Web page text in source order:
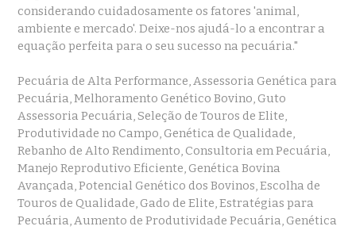
considerando cuidadosamente os fatores 'animal,
ambiente e mercado'. Deixe-nos ajudá-lo a encontrar a
equação perfeita para o seu sucesso na pecuária."
Pecuária de Alta Performance, Assessoria Genética para
Pecuária, Melhoramento Genético Bovino, Guto
Assessoria Pecuária, Seleção de Touros de Elite,
Produtividade no Campo, Genética de Qualidade,
Rebanho de Alto Rendimento, Consultoria em Pecuária,
Manejo Reprodutivo Eficiente, Genética Bovina
Avançada, Potencial Genético dos Bovinos, Escolha de
Touros de Qualidade, Gado de Elite, Estratégias para
Pecuária, Aumento de Produtividade Pecuária, Genética